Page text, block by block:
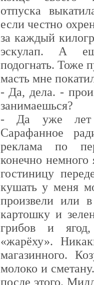
отпуска
если честно
за каждый
эскулап. А
подогнать. Тоже
масть мне
- Да, дела. -
занимаешься?
- Да уже лет
Сарафанное
реклама по
конечно
гостиницу
кушать у меня
произвели или
картошку и
грибов и
«жарёху».
магазинного.
молоко и
после этого.